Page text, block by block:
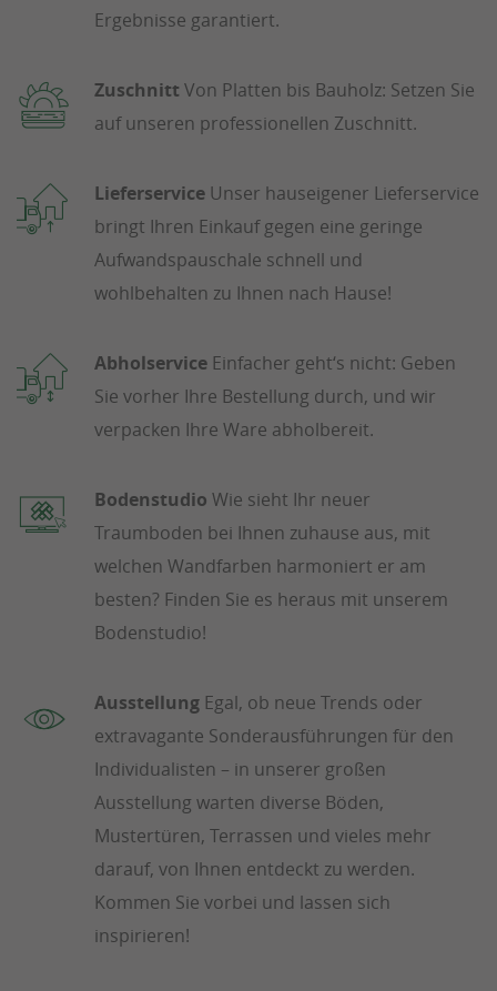
Ergebnisse garantiert.
Zuschnitt Von Platten bis Bauholz: Setzen Sie
auf unseren professionellen Zuschnitt.
Lieferservice Unser hauseigener Lieferservice
bringt Ihren Einkauf gegen eine geringe
Aufwandspauschale schnell und
wohlbehalten zu Ihnen nach Hause!
Abholservice Einfacher geht‘s nicht: Geben
Sie vorher Ihre Bestellung durch, und wir
verpacken Ihre Ware abholbereit.
Bodenstudio Wie sieht Ihr neuer
Traumboden bei Ihnen zuhause aus, mit
welchen Wandfarben harmoniert er am
besten? Finden Sie es heraus mit unserem
Bodenstudio!
Ausstellung Egal, ob neue Trends oder
extravagante Sonderausführungen für den
Individualisten – in unserer großen
Ausstellung warten diverse Böden,
Mustertüren, Terrassen und vieles mehr
darauf, von Ihnen entdeckt zu werden.
Kommen Sie vorbei und lassen sich
inspirieren!